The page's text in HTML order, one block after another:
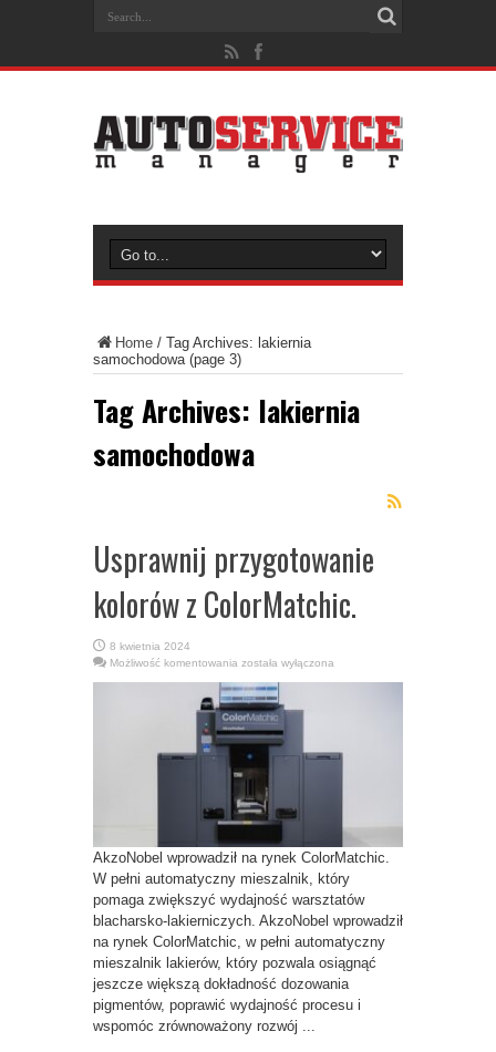
Home / Tag Archives: lakiernia
samochodowa(page 3)
Tag Archives: lakiernia
samochodowa
Usprawnij przygotowanie
kolorów z ColorMatchic.
8 kwietnia 2024
Możliwość komentowania Usprawnij
kolorów
z
ColorMatchic.
została wyłączona
AkzoNobel wprowadził na rynek ColorMatchic.
W pełni automatyczny mieszalnik, który
pomaga zwiększyć wydajność warsztatów
blacharsko-lakierniczych. AkzoNobel wprowadził
na rynek ColorMatchic, w pełni automatyczny
mieszalnik lakierów, który pozwala osiągnąć
jeszcze większą dokładność dozowania
pigmentów, poprawić wydajność procesu i
wspomóc zrównoważony rozwój ...